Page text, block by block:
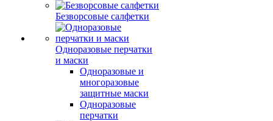
Безворсовые салфетки
Одноразовые перчатки
и маски
Одноразовые и
многоразовые
защитные маски
Одноразовые
перчатки